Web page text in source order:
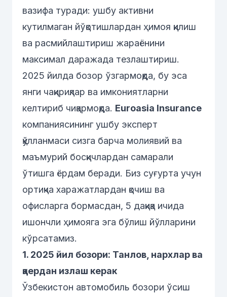
вазифа туради: ушбу активни
кутилмаган йўқотишлардан ҳимоя қилиш
ва расмийлаштириш жараёнини
максимал даражада тезлаштириш.
2025 йилда бозор ўзгармоқда, бу эса
янги чақириқлар ва имкониятларни
келтириб чиқармоқда. Euroasia Insurance
компаниясининг ушбу эксперт
қўлланмаси сизга барча молиявий ва
маъмурий босқичлардан самарали
ўтишга ёрдам беради. Биз суғурта учун
ортиқча харажатлардан қочиш ва
офисларга бормасдан, 5 дақиқа ичида
ишончли ҳимояга эга бўлиш йўлларини
кўрсатамиз.
1. 2025 йил бозори: Танлов, нархлар ва
қаердан излаш керак
Ўзбекистон автомобиль бозори ўсиш